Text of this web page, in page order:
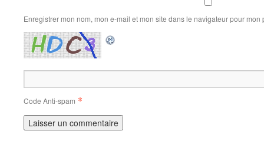
Enregistrer mon nom, mon e-mail et mon site dans le navigateur pour
Code Anti-spam *